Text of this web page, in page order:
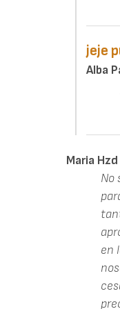
jeje
Alba
Maria
No
en